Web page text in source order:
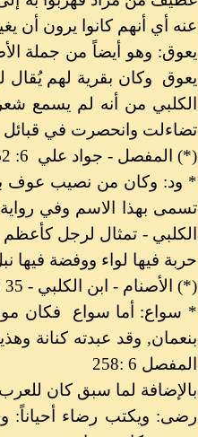
عنه أي أنهم كانوا يرون أن
يعوق: وهو أيضاً من جملة
يعوق
وكان بقرية لهم يُقال
الكلبي من أنه لم يسمع
تضاءلت وانحصرت في قبائل
(*) المفصل - جواد علي 6: 262-263 .
* ود: وكان من نصيب عوف
تسمى بهذا الاسم وفي
الكلبي - تمثال لرجل
حربة فيها لواء ووفضة فيها
(*) الأصنام - ابن الكلبي - 35 56),
* سواع: أما سواع
فكان
بنعمان, وقد عبدته كنانة
المفصل 6 :258
بالإضافة لما سبق كان
رضى: ويكتب رضاء أحياناً: